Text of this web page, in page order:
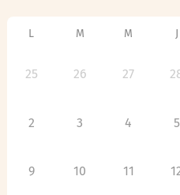
L M M J
25 26 27
2 3 4 5
9 10 11